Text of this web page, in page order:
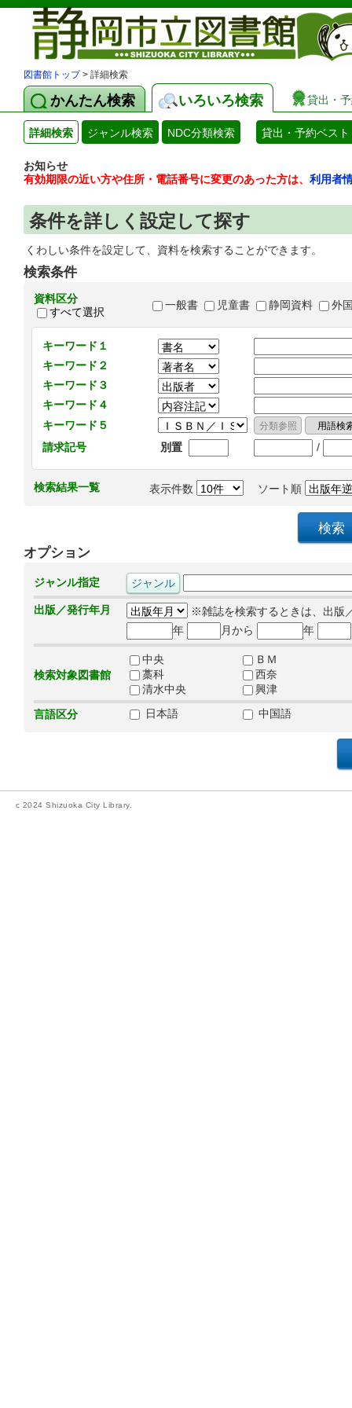
図書館トップ> 詳細検索
かんたん検索 いろいろ検索 貸出・
詳細検索 ジャンル検索 NDC分類検索 貸出・予約ベスト
お知らせ
有効期限の近い方や住所・電話番号に変更のあった方は、 利用者
条件を詳しく設定して探す
くわしい条件を設定して、資料を検索することができます。
検索条件
資料区分
すべて選択
一般書 児童書 静岡資料 外
キーワード１
キーワード２
キーワード３
キーワード４
キーワード５
請求記号
別置 /
検索結果一覧 表示件数 ソート順
オプション
ジャンル指定
出版／発行年月
※雑誌を検索するときは、出版
年
月から 年
検索対象図書館
中央
ＢＭ
藁科
西奈
清水中央
興津
言語区分
日本語 中国語
c 2024 Shizuoka City Library.